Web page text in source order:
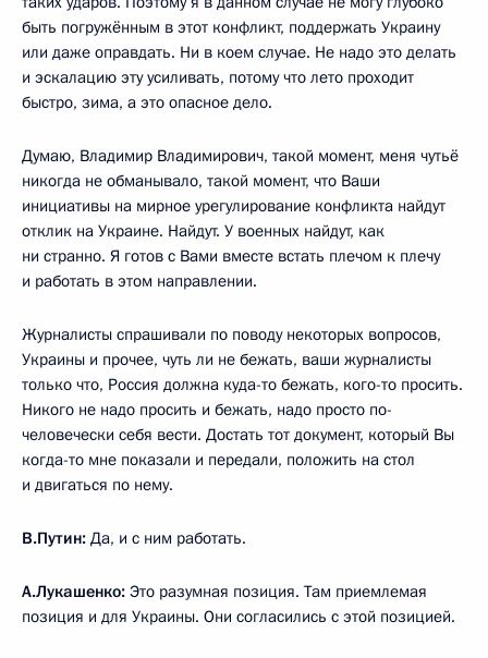
быть погружённым в этот конфликт, поддержать Украину
или даже оправдать. Ни в коем случае. Не надо это делать
и эскалацию эту усиливать, потому что лето проходит
быстро, зима, а это опасное дело.
Думаю, Владимир Владимирович, такой момент, меня чутьё
никогда не обманывало, такой момент, что Ваши
инициативы на мирное урегулирование конфликта найдут
отклик на Украине. Найдут. У военных найдут, как
ни странно. Я готов с Вами вместе встать плечом к плечу
и работать в этом направлении.
Журналисты спрашивали по поводу некоторых вопросов,
Украины и прочее, чуть ли не бежать, ваши журналисты
только что, Россия должна куда-то бежать, кого-то просить.
Никого не надо просить и бежать, надо просто по-
человечески себя вести. Достать тот документ, который Вы
когда-то мне показали и передали, положить на стол
и двигаться по нему.
В.Путин: Да, и с ним работать.
А.Лукашенко: Это разумная позиция. Там приемлемая
позиция и для Украины. Они согласились с этой позицией.